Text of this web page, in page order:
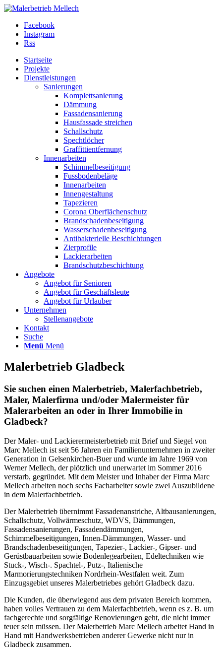
Facebook
Instagram
Rss
Startseite
Projekte
Dienstleistungen
Sanierungen
Komplettsanierung
Dämmung
Fassadensanierung
Hausfassade streichen
Schallschutz
Spechtlöcher
Graffittientfernung
Innenarbeiten
Schimmelbeseitigung
Fussbodenbeläge
Innenarbeiten
Innengestaltung
Tapezieren
Corona Oberflächenschutz
Brandschadenbeseitigung
Wasserschadenbeseitigung
Antibakterielle Beschichtungen
Zierprofile
Lackierarbeiten
Brandschutzbeschichtung
Angebote
Angebot für Senioren
Angebot für Geschäftsleute
Angebot für Urlauber
Unternehmen
Stellenangebote
Kontakt
Suche
Menü Menü
Malerbetrieb Gladbeck
Sie suchen einen Malerbetrieb, Malerfachbetrieb,
Maler, Malerfirma und/oder Malermeister für
Malerarbeiten an oder in Ihrer Immobilie in
Gladbeck?
Der Maler- und Lackierermeisterbetrieb mit Brief und Siegel von
Marc Mellech ist seit 56 Jahren ein Familienunternehmen in zweiter
Generation in Gelsenkirchen-Buer und wurde im Jahre 1969 von
Werner Mellech, der plötzlich und unerwartet im Sommer 2016
verstarb, gegründet. Mit dem Meister und Inhaber der Firma Marc
Mellech arbeiten noch sechs Facharbeiter sowie zwei Auszubildene
in dem Malerfachbetrieb.
Der Malerbetrieb übernimmt Fassadenanstriche, Altbausanierungen,
Schallschutz, Vollwärmeschutz, WDVS, Dämmungen,
Fassadensanierungen, Fassadendämmungen,
Schimmelbeseitigungen, Innen-Dämmungen, Wasser- und
Brandschadenbeseitigungen, Tapezier-, Lackier-, Gipser- und
Gerüstbauarbeiten sowie Bodenlegearbeiten, Edeltechniken wie
Stuck-, Wisch-. Spachtel-, Putz-, Italienische
Marmorierungstechniken Nordrhein-Westfalen weit. Zum
Einzugsgebiet unseres Malerbetriebes gehört Gladbeck dazu.
Die Kunden, die überwiegend aus dem privaten Bereich kommen,
haben volles Vertrauen zu dem Malerfachbetrieb, wenn es z. B. um
fachgerechte und sorgfältige Renovierungen geht, die nicht immer
teuer sein müssen. Der Malerbetrieb Marc Mellech arbeitet Hand in
Hand mit Handwerksbetrieben anderer Gewerke nicht nur in
Gladbeck zusammen.